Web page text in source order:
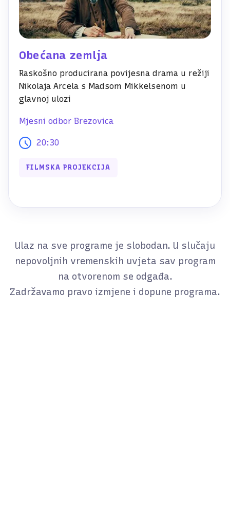
Obećana zemlja
Raskošno producirana povijesna drama u režiji
Nikolaja Arcela s Madsom Mikkelsenom u
glavnoj ulozi
Mjesni odbor Brezovica
20:30
FILMSKA PROJEKCIJA
Ulaz na sve programe je slobodan. U slučaju
nepovoljnih vremenskih uvjeta sav program
na otvorenom se odgađa.
Zadržavamo pravo izmjene i dopune programa.